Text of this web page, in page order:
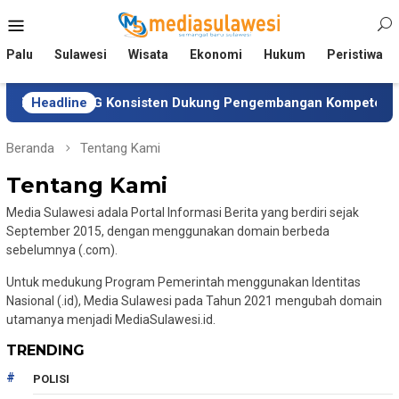
ke
Mobile
Palu Sulawesi Wisata Ekonomi Hukum Peristiwa
Headline
DSLNG Konsisten Dukung Pengembangan Kompetensi
Beranda Tentang Kami
Tentang Kami
Media Sulawesi adala Portal Informasi Berita yang berdiri sejak
September 2015, dengan menggunakan domain berbeda
sebelumnya (.com).
Untuk medukung Program Pemerintah menggunakan Identitas
Nasional (.id), Media Sulawesi pada Tahun 2021 mengubah domain
utamanya menjadi MediaSulawesi.id.
TRENDING
POLISI